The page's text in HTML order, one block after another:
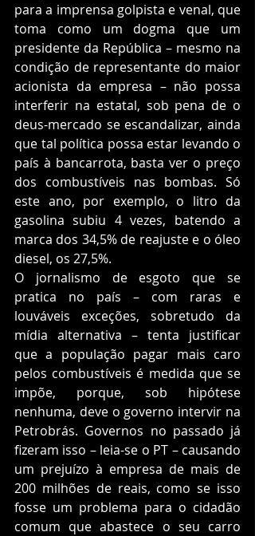
para a imprensa golpista e venal, que
toma como um dogma que um
presidente da República – mesmo na
condição de representante do maior
acionista da empresa – não possa
interferir na estatal, sob pena de o
deus-mercado se escandalizar, ainda
que tal política possa estar levando o
país à bancarrota, basta ver o preço
dos combustíveis nas bombas. Só
este ano, por exemplo, o litro da
gasolina subiu 4 vezes, batendo a
marca dos 34,5% de reajuste e o óleo
diesel, os 27,5%.
O jornalismo de esgoto que se
pratica no país – com raras e
louváveis exceções, sobretudo da
mídia alternativa – tenta justificar
que a população pagar mais caro
pelos combustíveis é medida que se
impõe, porque, sob hipótese
nenhuma, deve o governo intervir na
Petrobrás. Governos no passado já
fizeram isso – leia-se o PT – causando
um prejuízo à empresa de mais de
200 milhões de reais, como se isso
fosse um problema para o cidadão
comum que abastece o seu carro